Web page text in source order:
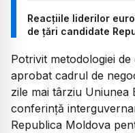
Reacțiile liderilor
de țări candidate
Potrivit metodologiei
aprobat cadrul de
zile mai târziu Uniunea
conferință
Republica Moldova